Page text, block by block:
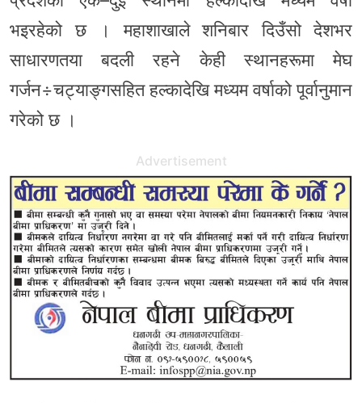
भइरहेको छ । महाशाखाले शनिबार दिउँसो देशभर
साधारणतया बदली रहने केही स्थानहरूमा मेघ
गर्जन÷चट्याङ्गसहित हल्कादेखि मध्यम वर्षाको पूर्वानुमान
गरेको छ ।
Advertisement